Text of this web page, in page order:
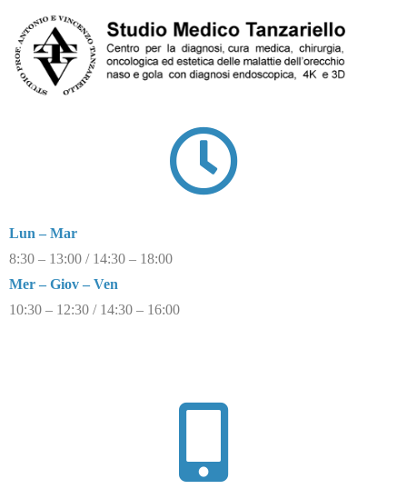
Lun – Mar
8:30 – 13:00 / 14:30 – 18:00
Mer – Giov – Ven
10:30 – 12:30 / 14:30 – 16:00